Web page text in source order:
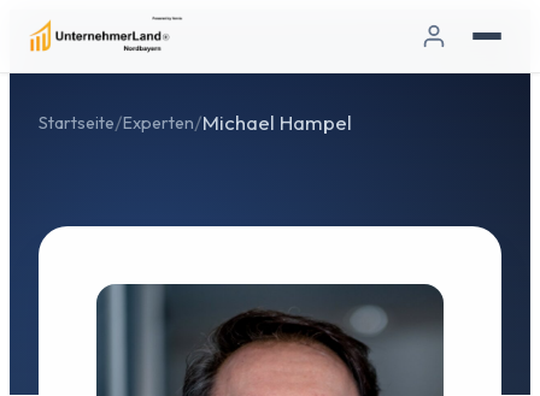
Startseite/Experten/Michael Hampel